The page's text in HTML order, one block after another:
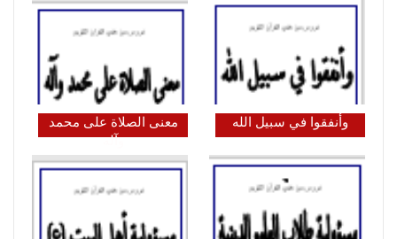
وأنفقوا في سبيل الله
معنى الصلاة على محمد
وآله